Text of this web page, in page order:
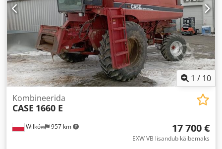
1 / 10
Wilków 957 km
Kombineerida
CASE 1660 E
17 700 €
EXW VB lisandub käibemaks